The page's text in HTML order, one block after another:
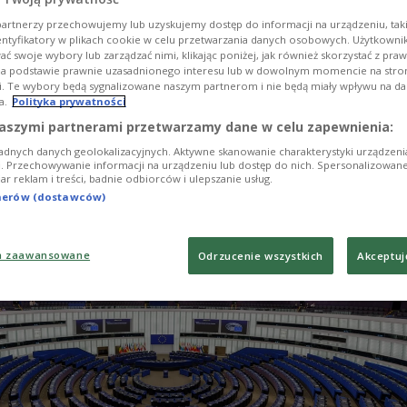
ухвалив поправку до щорічної
України на шляху до членства в ЄС, у якій
рішення президента Володимира
із бригад Збройних сил України почесного
Героїв УПА».
przechowujemy lub uzyskujemy dostęp do informacji na urządzeniu,
w plikach cookie w celu przetwarzania danych osobowych.
swoje wybory lub zarządzać nimi, klikając poniżej, jak również skorzystać z
podstawie prawnie uzasadnionego interesu lub w dowolnym momencie na
Te wybory będą sygnalizowane naszym partnerom i nie będą miały wpływu na
Polityka prywatności
partnerami przetwarzamy dane w celu zapewnienia:
danych geolokalizacyjnych. Aktywne skanowanie charakterystyki
Przechowywanie informacji na urządzeniu lub dostęp do nich.
reklam i treści, badnie odbiorców i ulepszanie usług.
(dostawców)
zaawansowane Odrzucenie wszystkich